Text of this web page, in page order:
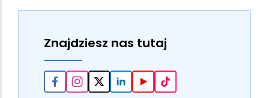
Znajdziesz nas tutaj